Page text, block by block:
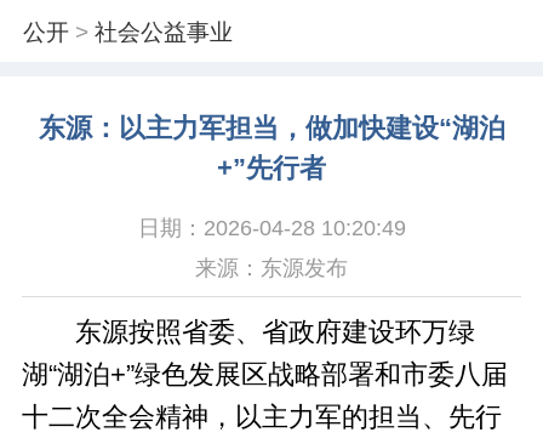
公开 >社会公益事业
东源：以主力军担当，做加快建设“湖泊
+”先行者
日期：2026-04-28 10:20:49
来源：东源发布
东源按照省委、省政府建设环万绿
湖“湖泊+”绿色发展区战略部署和市委八届
十二次全会精神，以主力军的担当、先行